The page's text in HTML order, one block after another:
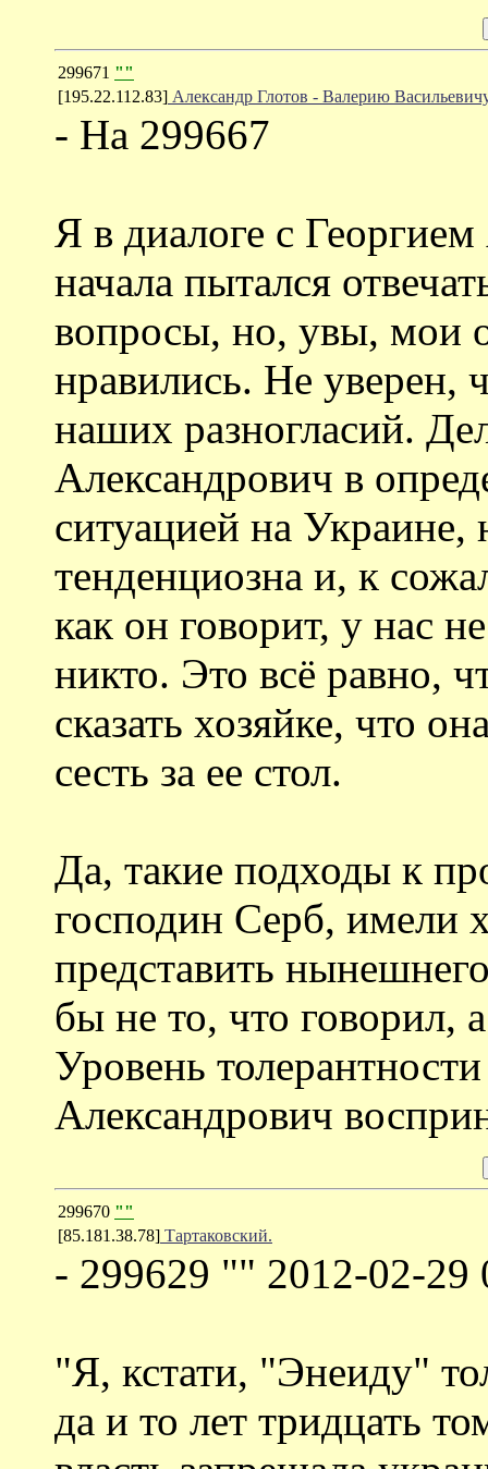
299671 ""
[195.22.112.83] Александр Глотов - Валерию
- На 299667
Я в диалоге с
начала пытался
вопросы, но, увы, мои
нравились. Не уверен,
наших разногласий.
Александрович в
ситуацией на Украине,
тенденциозна и, к
как он говорит, у нас
никто. Это всё равно,
сказать хозяйке, что
сесть за ее стол.
Да, такие подходы к
господин Серб, имели
представить
бы не то, что говорил,
Уровень
Александрович
299670 ""
[85.181.38.78] Тартаковский.
- 299629 "" 2012-02-29
"Я, кстати, "Энеиду"
да и то лет тридцать